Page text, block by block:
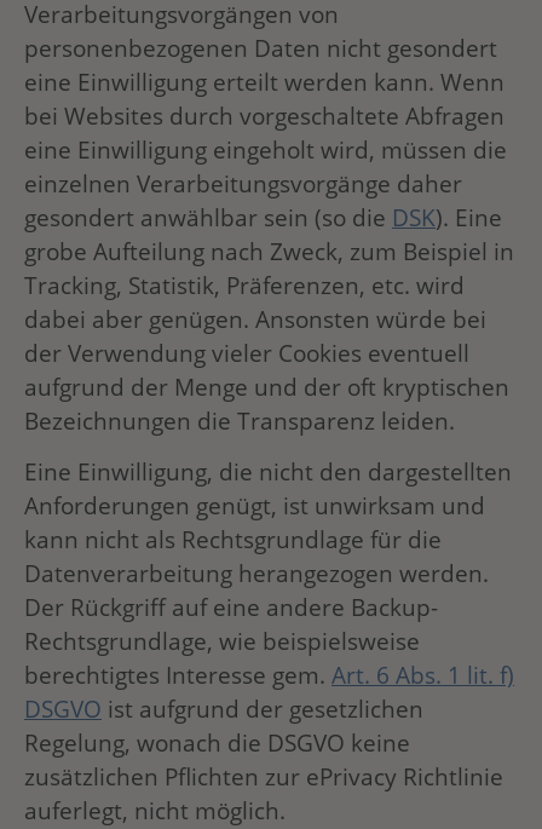
Verarbeitungsvorgängen von
personenbezogenen Daten nicht gesondert
eine Einwilligung erteilt werden kann. Wenn
bei Websites durch vorgeschaltete Abfragen
eine Einwilligung eingeholt wird, müssen die
einzelnen Verarbeitungsvorgänge daher
gesondert anwählbar sein (so die DSK). Eine
grobe Aufteilung nach Zweck, zum Beispiel in
Tracking, Statistik, Präferenzen, etc. wird
dabei aber genügen. Ansonsten würde bei
der Verwendung vieler Cookies eventuell
aufgrund der Menge und der oft kryptischen
Bezeichnungen die Transparenz leiden.
Eine Einwilligung, die nicht den dargestellten
Anforderungen genügt, ist unwirksam und
kann nicht als Rechtsgrundlage für die
Datenverarbeitung herangezogen werden.
Der Rückgriff auf eine andere Backup-
Rechtsgrundlage, wie beispielsweise
berechtigtes Interesse gem. Art. 6 Abs. 1 lit. f)
DSGVO ist aufgrund der gesetzlichen
Regelung, wonach die DSGVO keine
zusätzlichen Pflichten zur ePrivacy Richtlinie
auferlegt, nicht möglich.